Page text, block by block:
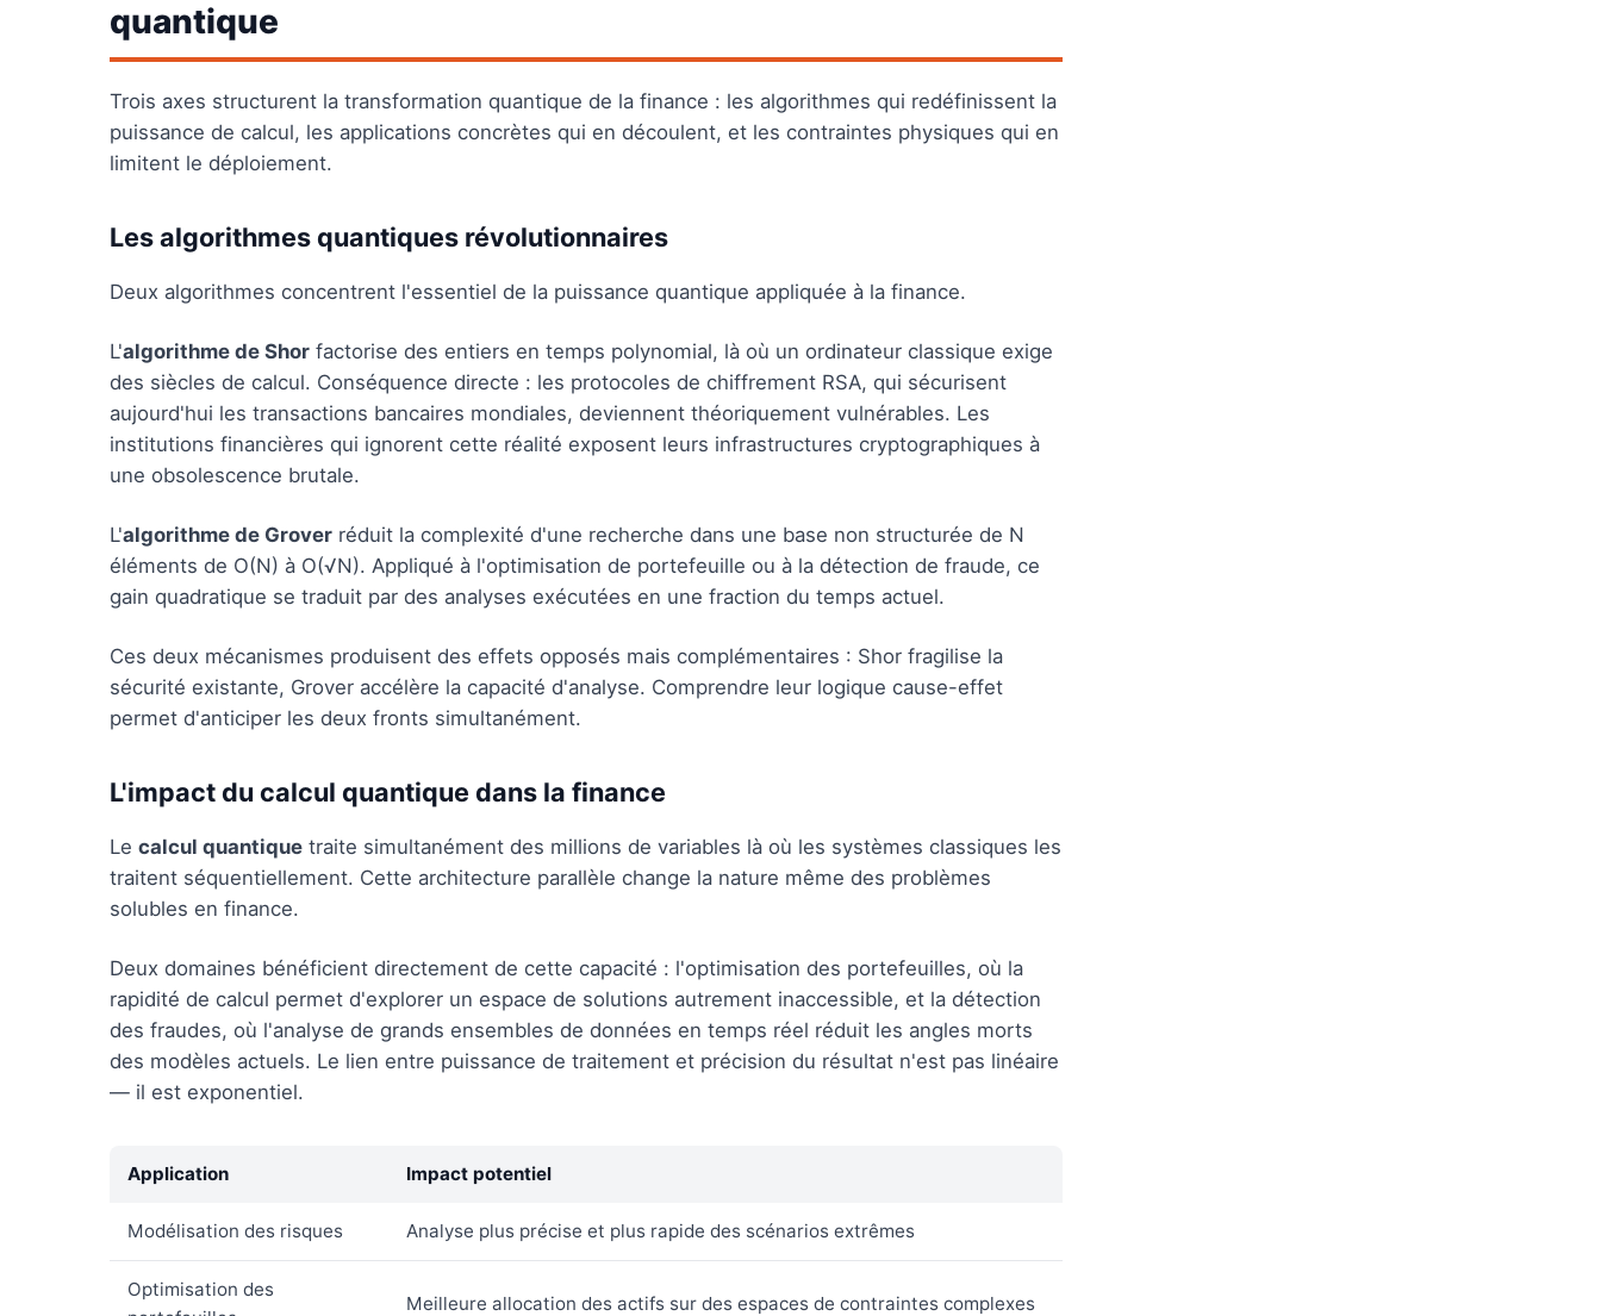
quantique
Trois axes structurent la transformation quantique de la finance : les algorithmes qui redéfinissent la
puissance de calcul, les applications concrètes qui en découlent, et les contraintes physiques qui en
limitent le déploiement.
Les algorithmes quantiques révolutionnaires
Deux algorithmes concentrent l'essentiel de la puissance quantique appliquée à la finance.
L'algorithme de Shor factorise des entiers en temps polynomial, là où un ordinateur classique exige
des siècles de calcul. Conséquence directe : les protocoles de chiffrement RSA, qui sécurisent
aujourd'hui les transactions bancaires mondiales, deviennent théoriquement vulnérables. Les
institutions financières qui ignorent cette réalité exposent leurs infrastructures cryptographiques à
une obsolescence brutale.
L'algorithme de Grover réduit la complexité d'une recherche dans une base non structurée de N
éléments de O(N) à O(√N). Appliqué à l'optimisation de portefeuille ou à la détection de fraude, ce
gain quadratique se traduit par des analyses exécutées en une fraction du temps actuel.
Ces deux mécanismes produisent des effets opposés mais complémentaires : Shor fragilise la
sécurité existante, Grover accélère la capacité d'analyse. Comprendre leur logique cause-effet
permet d'anticiper les deux fronts simultanément.
L'impact du calcul quantique dans la finance
Le calcul quantique traite simultanément des millions de variables là où les systèmes classiques les
traitent séquentiellement. Cette architecture parallèle change la nature même des problèmes
solubles en finance.
Deux domaines bénéficient directement de cette capacité : l'optimisation des portefeuilles, où la
rapidité de calcul permet d'explorer un espace de solutions autrement inaccessible, et la détection
des fraudes, où l'analyse de grands ensembles de données en temps réel réduit les angles morts
des modèles actuels. Le lien entre puissance de traitement et précision du résultat n'est pas linéaire
— il est exponentiel.
Application Impact potentiel
Modélisation des risques Analyse plus précise et plus rapide des scénarios extrêmes
Optimisation des
Meilleure allocation des actifs sur des espaces de contraintes complexes